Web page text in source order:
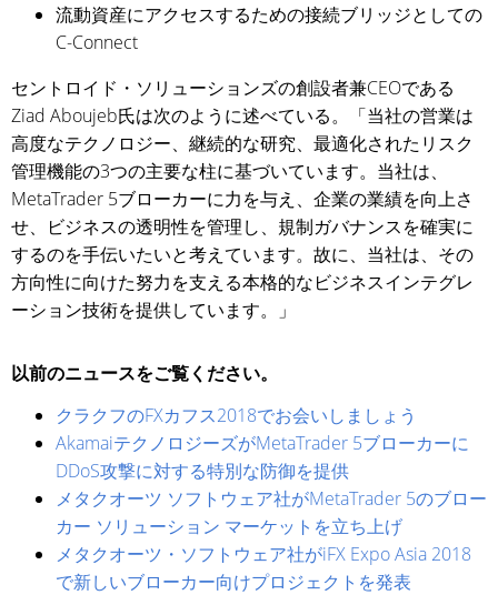
流動資産にアクセスするための接続ブリッジとしての
C-Connect
セントロイド・ソリューションズの創設者兼CEOである
Ziad Aboujeb氏は次のように述べている。「当社の営業は
高度なテクノロジー、継続的な研究、最適化されたリスク
管理機能の3つの主要な柱に基づいています。当社は、
MetaTrader 5ブローカーに力を与え、企業の業績を向上さ
せ、ビジネスの透明性を管理し、規制ガバナンスを確実に
するのを手伝いたいと考えています。故に、当社は、その
方向性に向けた努力を支える本格的なビジネスインテグレ
ーション技術を提供しています。」
以前のニュースをご覧ください。
クラクフのFXカフス2018でお会いしましょう
AkamaiテクノロジーズがMetaTrader 5ブローカーに
DDoS攻撃に対する特別な防御を提供
メタクオーツ ソフトウェア社がMetaTrader 5のブロー
カー ソリューション マーケットを立ち上げ
メタクオーツ・ソフトウェア社がiFX Expo Asia 2018
で新しいブローカー向けプロジェクトを発表